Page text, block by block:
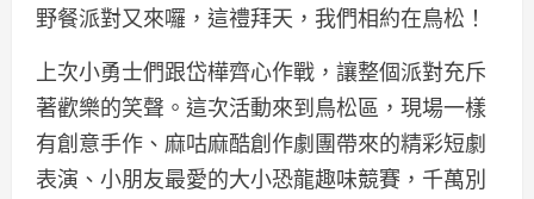
野餐派對又來囉，這禮拜天，我們相約在鳥松！
上次小勇士們跟岱樺齊心作戰，讓整個派對充斥
著歡樂的笑聲。這次活動來到鳥松區，現場一樣
有創意手作、麻咕麻酷創作劇團帶來的精彩短劇
表演、小朋友最愛的大小恐龍趣味競賽，千萬別